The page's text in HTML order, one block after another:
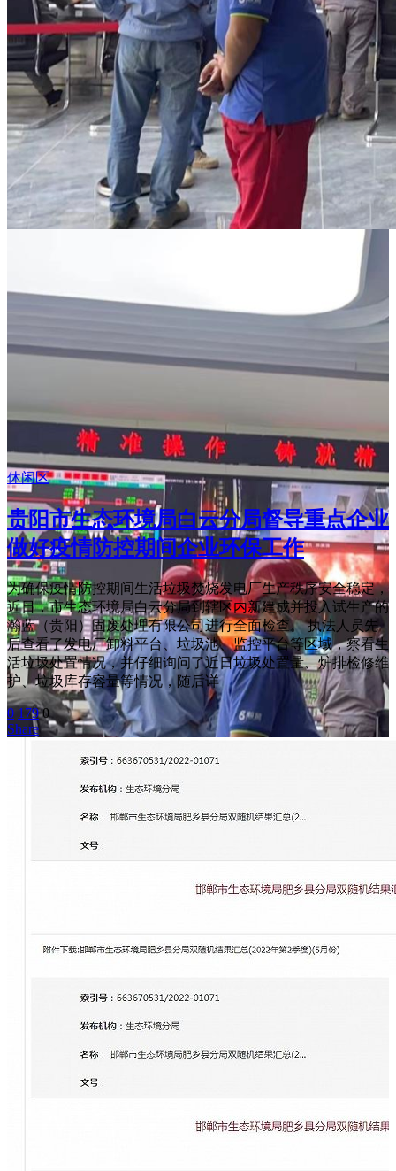
休闲区
贵阳市生态环境局白云分局督导重点企业
做好疫情防控期间企业环保工作
为确保疫情防控期间生活垃圾焚烧发电厂生产秩序安全稳定，
近日，市生态环境局白云分局到辖区内新建成并投入试生产的
瀚蓝（贵阳）固废处理有限公司进行全面检查。 执法人员先
后查看了发电厂卸料平台、垃圾池、监控平台等区域，察看生
活垃圾处置情况，并仔细询问了近日垃圾处置量、炉排检修维
护、垃圾库存容量等情况，随后详
0 179 0
Share